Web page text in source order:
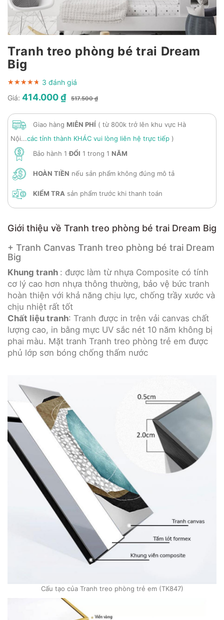
Tranh treo phòng bé trai Dream
Big
★★★★★
★★★★★
★★★★★ 3 đánh giá
Giá: 414.000 ₫ 517.500 ₫
Giao hàng MIỄN PHÍ ( từ 800k trở lên khu vực Hà
Nội...các tỉnh thành KHÁC vui lòng liên hệ trực tiếp )
Bảo hành 1ĐỔI 1 trong 1 NĂM
HOÀN TIỀN nếu sản phẩm không đúng mô tả
KIỂM TRA sản phẩm trước khi thanh toán
Giới thiệu về Tranh treo phòng bé trai Dream Big
+ Tranh Canvas Tranh treo phòng bé trai Dream
Big
Khung tranh : được làm từ nhựa Composite có tính
cơ lý cao hơn nhựa thông thường, bảo vệ bức tranh
hoàn thiện với khả năng chịu lực, chống trầy xước và
chịu nhiệt rất tốt
Chất liệu tranh: Tranh được in trên vải canvas chất
lượng cao, in bằng mực UV sắc nét 10 năm không bị
phai màu. Mặt tranh Tranh treo phòng trẻ em được
phủ lớp sơn bóng chống thấm nước
Cấu tạo của Tranh treo phòng trẻ em (TK847)